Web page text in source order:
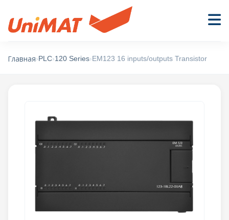
Главная› PLC›120 Series› EM123 16 inputs/outputs Transistor